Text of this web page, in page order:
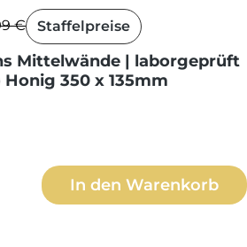
€ Staffelpreise
Mittelwände | laborgeprüft
350 x 135mm
Gib den gewünschten
In den Warenkorb